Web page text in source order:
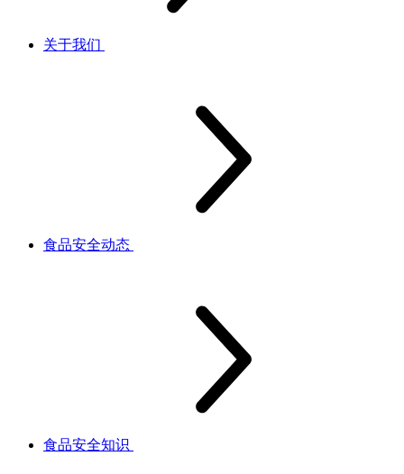
关于我们
食品安全动态
食品安全知识